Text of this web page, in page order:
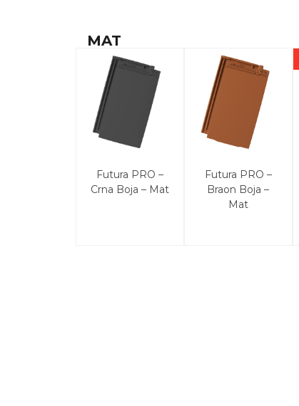
MAT
Futura PRO –
Crna Boja – Mat
Futura PRO –
Braon Boja –
Mat